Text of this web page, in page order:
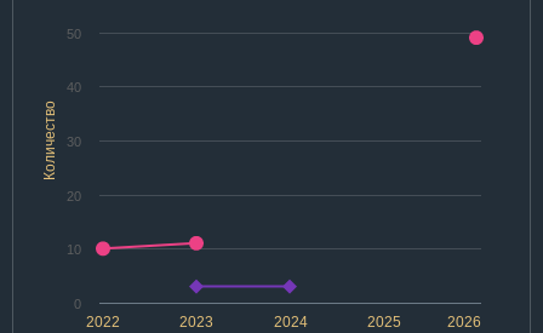
Количество
2022 2024 2026
2023 2025
0
10
20
30
40
50